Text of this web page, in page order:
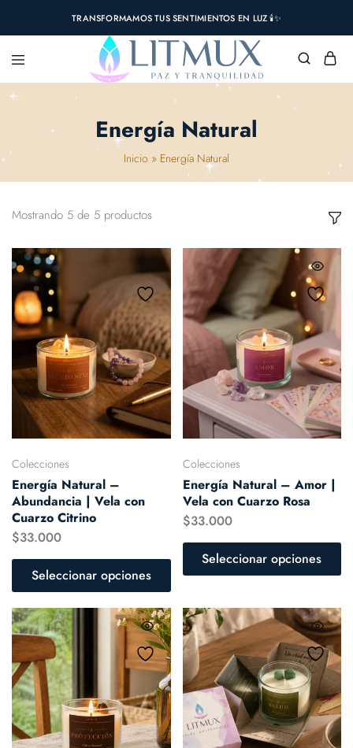
TRANSFORMAMOS TUS SENTIMIENTOS EN LUZ 🕯️✨
Inicio » Energía Natural
Energía Natural
Mostrando 5 de 5 productos
Colecciones
Energía Natural –
Abundancia | Vela con
Cuarzo Citrino
$33.000
Seleccionar opciones
Colecciones
Energía Natural – Amor |
Vela con Cuarzo Rosa
$33.000
Seleccionar opciones